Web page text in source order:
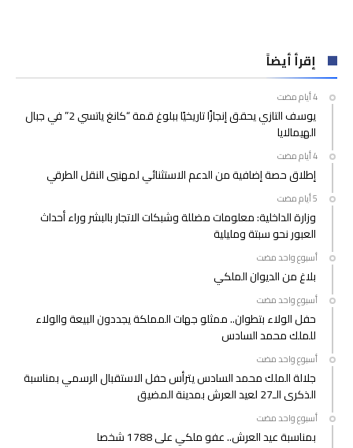
إقرأ أيضاً
يوسف التازي يحقق إنجازًا تاريخيًا ببلوغ قمة “كانغ ياتسي 2” في جبال
الهيمالايا
إطلاق حصة إضافية من الدعم الاستثنائي لمهنيي النقل الطرقي
وزارة الداخلية: معلومات مضللة وشبكات الاتجار بالبشر وراء أحداث
العبور نحو سبتة ومليلية
‫‫‫‏‫أسبوع واحد مضت‬
بلاغ من الديوان الملكي
‫‫‫‏‫أسبوع واحد مضت‬
حفل الولاء بتطوان.. ممثلو جهات المملكة يجددون البيعة والولاء
للملك محمد السادس
‫‫‫‏‫أسبوع واحد مضت‬
جلالة الملك محمد السادس يترأس حفل الاستقبال الرسمي بمناسبة
الذكرى الـ27 لعيد العرش بمدينة المضيق
‫‫‫‏‫أسبوع واحد مضت‬
بمناسبة عيد العرش.. عفو ملكي على 1788 شخصا